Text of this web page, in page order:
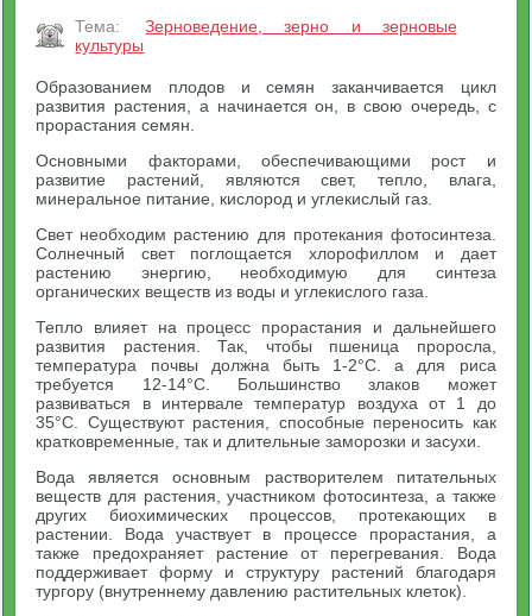
Тема:
Зерноведение, зерно и зерновые
культуры
Образованием плодов и семян заканчивается цикл
развития растения, а начинается он, в свою очередь, с
прорастания семян.
Основными факторами, обеспечивающими рост и
развитие растений, являются свет, тепло, влага,
минеральное питание, кислород и углекислый газ.
Свет необходим растению для протекания фотосинтеза.
Солнечный свет поглощается хлорофиллом и дает
растению энергию, необходимую для синтеза
органических веществ из воды и углекислого газа.
Тепло влияет на процесс прорастания и дальнейшего
развития растения. Так, чтобы пшеница проросла,
температура почвы должна быть 1-2°С. а для риса
требуется 12-14°С. Большинство злаков может
развиваться в интервале температур воздуха от 1 до
35°С. Существуют растения, способные переносить как
кратковременные, так и длительные заморозки и засухи.
Вода является основным растворителем питательных
веществ для растения, участником фотосинтеза, а также
других биохимических процессов, протекающих в
растении. Вода участвует в процессе прорастания, а
также предохраняет растение от перегревания. Вода
поддерживает форму и структуру растений благодаря
тургору (внутреннему давлению растительных клеток).